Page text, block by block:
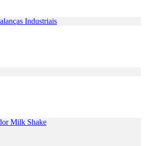
Industriais
Milk Shake